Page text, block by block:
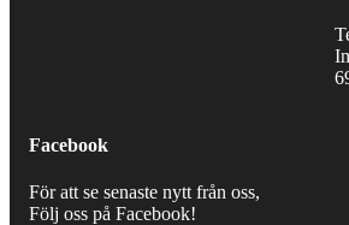
Facebook
För att se senaste nytt från oss,
Följ oss på Facebook!